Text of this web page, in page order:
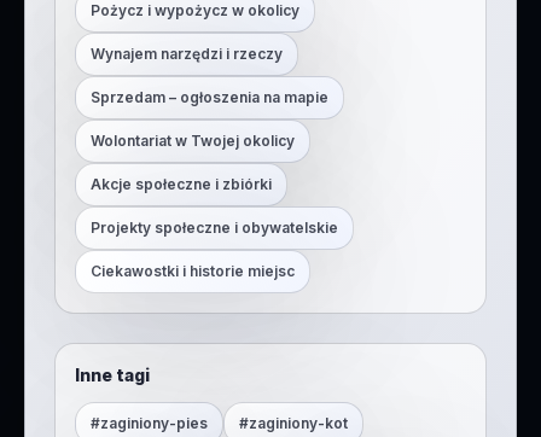
Pożycz i wypożycz w okolicy
Wynajem narzędzi i rzeczy
Sprzedam – ogłoszenia na mapie
Wolontariat w Twojej okolicy
Akcje społeczne i zbiórki
Projekty społeczne i obywatelskie
Ciekawostki i historie miejsc
Inne tagi
#zaginiony-pies #zaginiony-kot